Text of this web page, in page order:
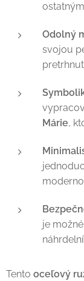
Odolný
svojou
Márie,
je
Tento oceľový